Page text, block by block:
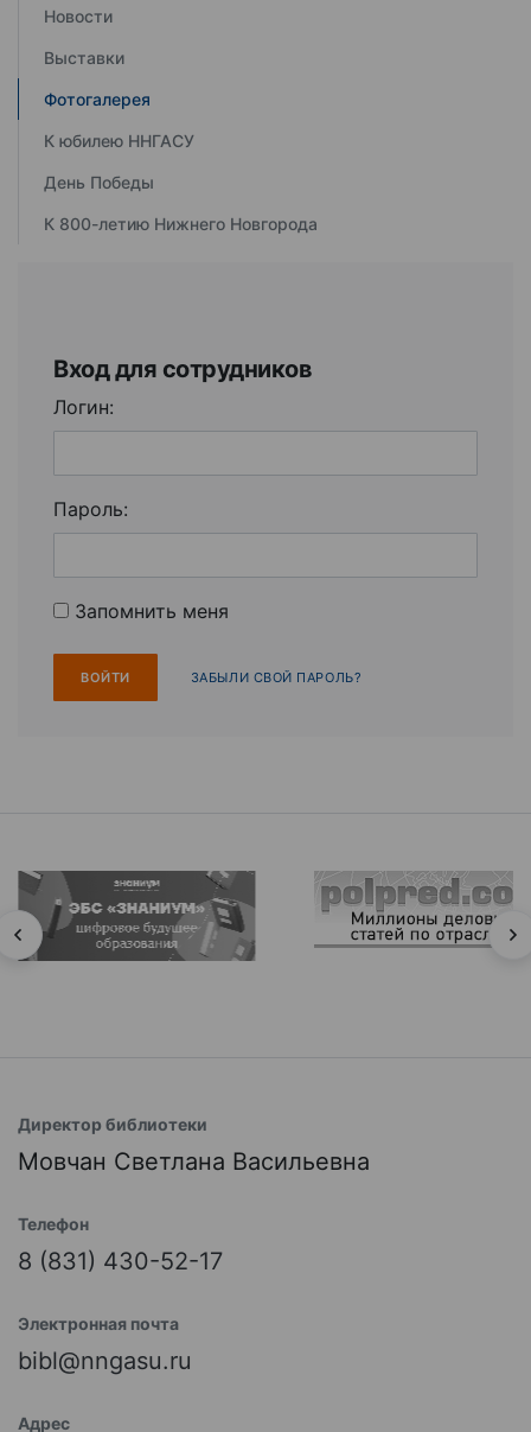
Новости
Выставки
Фотогалерея
К юбилею ННГАСУ
День Победы
К 800-летию Нижнего Новгорода
Вход для сотрудников
Логин:
Пароль:
Запомнить меня
ЗАБЫЛИ СВОЙ ПАРОЛЬ?
Директор библиотеки
Мовчан Светлана Васильевна
Телефон
8 (831) 430-52-17
Электронная почта
bibl@nngasu.ru
Адрес